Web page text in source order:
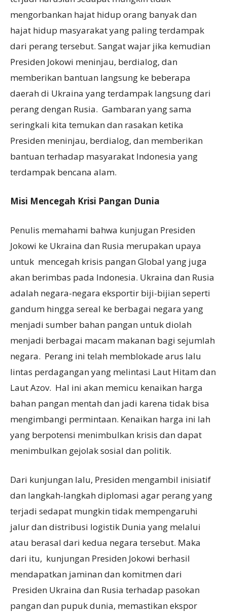
mengorbankan hajat hidup orang banyak dan
hajat hidup masyarakat yang paling terdampak
dari perang tersebut. Sangat wajar jika kemudian
Presiden Jokowi meninjau, berdialog, dan
memberikan bantuan langsung ke beberapa
daerah di Ukraina yang terdampak langsung dari
perang dengan Rusia. Gambaran yang sama
seringkali kita temukan dan rasakan ketika
Presiden meninjau, berdialog, dan memberikan
bantuan terhadap masyarakat Indonesia yang
terdampak bencana alam.
Misi Mencegah Krisi Pangan Dunia
Penulis memahami bahwa kunjugan Presiden
Jokowi ke Ukraina dan Rusia merupakan upaya
untuk mencegah krisis pangan Global yang juga
akan berimbas pada Indonesia. Ukraina dan Rusia
adalah negara-negara eksportir biji-bijian seperti
gandum hingga sereal ke berbagai negara yang
menjadi sumber bahan pangan untuk diolah
menjadi berbagai macam makanan bagi sejumlah
negara. Perang ini telah memblokade arus lalu
lintas perdagangan yang melintasi Laut Hitam dan
Laut Azov. Hal ini akan memicu kenaikan harga
bahan pangan mentah dan jadi karena tidak bisa
mengimbangi permintaan. Kenaikan harga ini lah
yang berpotensi menimbulkan krisis dan dapat
menimbulkan gejolak sosial dan politik.
Dari kunjungan lalu, Presiden mengambil inisiatif
dan langkah-langkah diplomasi agar perang yang
terjadi sedapat mungkin tidak mempengaruhi
jalur dan distribusi logistik Dunia yang melalui
atau berasal dari kedua negara tersebut. Maka
dari itu, kunjungan Presiden Jokowi berhasil
mendapatkan jaminan dan komitmen dari
Presiden Ukraina dan Rusia terhadap pasokan
pangan dan pupuk dunia, memastikan ekspor